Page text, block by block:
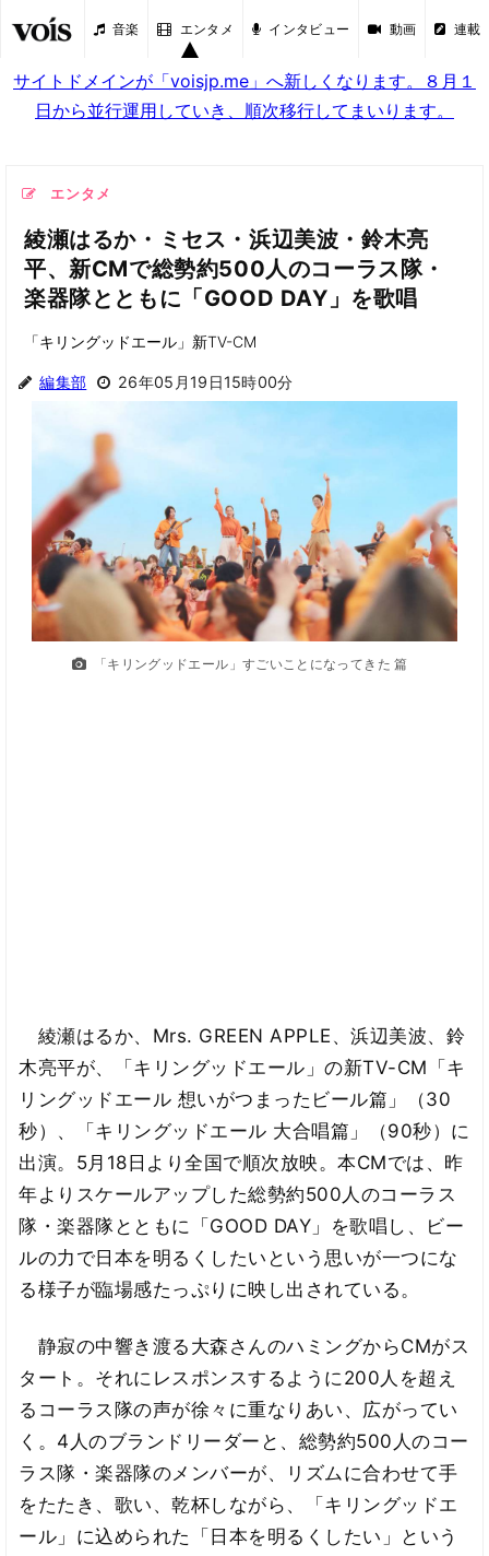
音楽 エンタメ インタビュー 動画 連載
サイトドメインが「voisjp.me」へ新しくなります。８月１
日から並行運用していき、順次移行してまいります。
エンタメ
綾瀬はるか・ミセス・浜辺美波・鈴木亮
平、新CMで総勢約500人のコーラス隊・
楽器隊とともに「GOOD DAY」を歌唱
「キリングッドエール」新TV-CM
編集部 26年05月19日15時00分
「キリングッドエール」すごいことになってきた 篇
綾瀬はるか、Mrs. GREEN APPLE、浜辺美波、鈴
木亮平が、「キリングッドエール」の新TV-CM「キ
リングッドエール 想いがつまったビール篇」（30
秒）、「キリングッドエール 大合唱篇」（90秒）に
出演。5月18日より全国で順次放映。本CMでは、昨
年よりスケールアップした総勢約500人のコーラス
隊・楽器隊とともに「GOOD DAY」を歌唱し、ビー
ルの力で日本を明るくしたいという思いが一つにな
る様子が臨場感たっぷりに映し出されている。
静寂の中響き渡る大森さんのハミングからCMがス
タート。それにレスポンスするように200人を超え
るコーラス隊の声が徐々に重なりあい、広がってい
く。4人のブランドリーダーと、総勢約500人のコー
ラス隊・楽器隊のメンバーが、リズムに合わせて手
をたたき、歌い、乾杯しながら、「キリングッドエ
ール」に込められた「日本を明るくしたい」という